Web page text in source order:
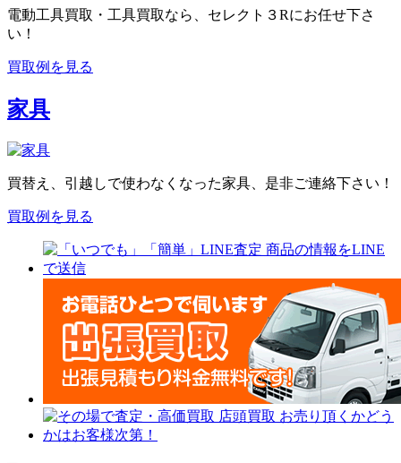
電動工具買取・工具買取なら、セレクト３Rにお任せ下さ
い！
買取例を見る
家具
買替え、引越しで使わなくなった家具、是非ご連絡下さい！
買取例を見る